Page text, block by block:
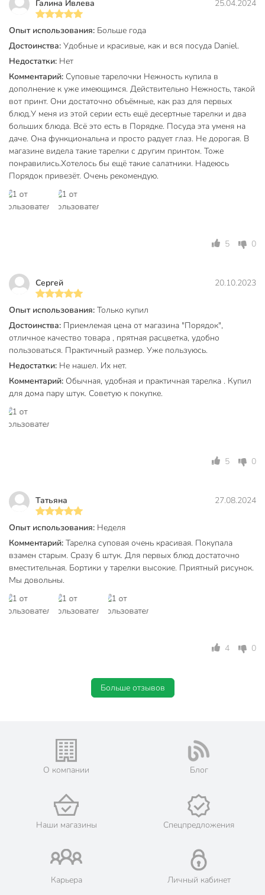
Да, керамическая тарелка Daniks «Нежность» безопасна
для использования в СВЧ и посудомоечной машине, не
теряет цвет и форму при частом мытье.
Благодаря прочной керамике и универсальному дизайну,
тарелка подходит для ежедневного использования на
даче, а также станет изящным и практичным подарком.
Какой размер и форма у этой тарелки?
Диаметр — 20 см, форма — круглая, глубина оптимальна
для супов, каш и салатов. В комплекте 1 штука.
Дополнительная информация:
Диаметр, см
Бренд
Страна производства
Китай
Коллекция
Daniks Нежность
Можно мыть в посудомоечной
машине
посудомоечной
с рисунком
Материал
керамика
Цвет
Назначение
суповой
круглый
Артикул производителя
Габариты упаковки
4 x 20 x 20 см
Галина Ивлева 25.04.2024
Опыт использования: Больше года
Достоинства: Удобные и красивые, как и вся посуда Daniel.
Недостатки: Нет
Комментарий: Суповые тарелочки Нежность купила в
дополнение к уже имеющимся. Действительно Нежность, такой
вот принт. Они достаточно объёмные, как раз для первых
блюд.У меня из этой серии есть ещё десертные тарелки и два
больших блюда. Всё это есть в Порядке. Посуда эта уменя на
даче. Она функциональна и просто радует глаз. Не дорогая. В
магазине видела такие тарелки с другим принтом. Тоже
понравились.Хотелось бы ещё такие салатники. Надеюсь
Порядок привезёт. Очень рекомендую.
5 0
Сергей 20.10.2023
Опыт использования: Только купил
Достоинства: Приемлемая цена от магазина "Порядок",
отличное качество товара , прятная расцветка, удобно
пользоваться. Практичный размер. Уже пользуюсь.
Недостатки: Не нашел. Их нет.
Комментарий: Обычная, удобная и практичная тарелка . Купил
для дома пару штук. Советую к покупке.
5 0
Татьяна 27.08.2024
Опыт использования: Неделя
Комментарий: Тарелка суповая очень красивая. Покупала
взамен старым. Сразу 6 штук. Для первых блюд достаточно
вместительная. Бортики у тарелки высокие. Приятный рисунок.
Мы довольны.
4 0
Больше отзывов
О компании Блог
Наши магазины Спецпредложения
Карьера Личный кабинет